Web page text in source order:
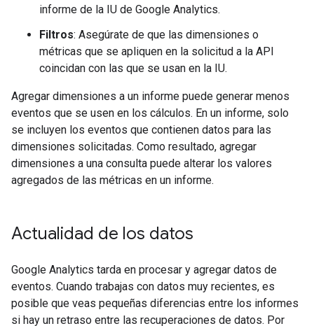
informe de la IU de Google Analytics.
Filtros: Asegúrate de que las dimensiones o
métricas que se apliquen en la solicitud a la API
coincidan con las que se usan en la IU.
Agregar dimensiones a un informe puede generar menos
eventos que se usen en los cálculos. En un informe, solo
se incluyen los eventos que contienen datos para las
dimensiones solicitadas. Como resultado, agregar
dimensiones a una consulta puede alterar los valores
agregados de las métricas en un informe.
Actualidad de los datos
Google Analytics tarda en procesar y agregar datos de
eventos. Cuando trabajas con datos muy recientes, es
posible que veas pequeñas diferencias entre los informes
si hay un retraso entre las recuperaciones de datos. Por